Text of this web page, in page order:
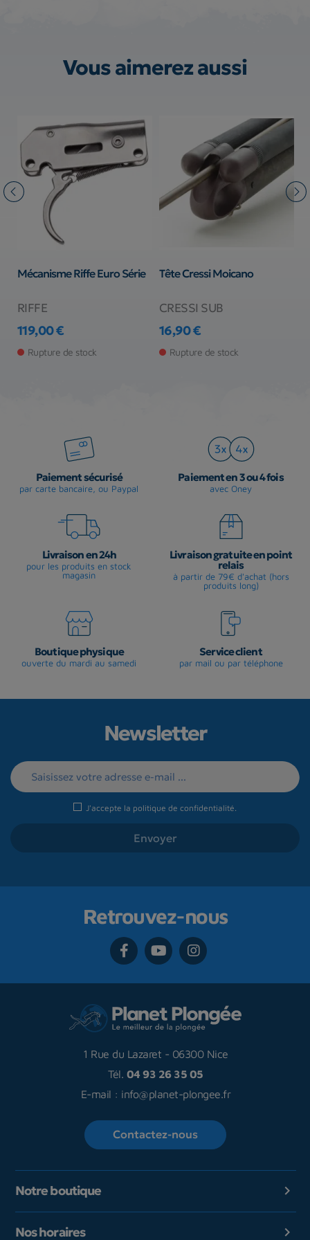
Vous aimerez aussi
Mécanisme Riffe Euro Série
RIFFE
Prix
119,00 €
Rupture de stock
Tête Cressi Moicano
CRESSI SUB
Prix
16,90 €
Rupture de stock
Paiement sécurisé
par carte bancaire, ou Paypal
Paiement en 3 ou 4 fois
avec Oney
Livraison en 24h
pour les produits en stock
magasin
Livraison gratuite en point
relais
à partir de 79€ d'achat (hors
produits long)
Boutique physique
ouverte du mardi au samedi
Service client
par mail ou par téléphone
Newsletter
J'accepte la politique de confidentialité
Retrouvez-nous
1 Rue du Lazaret - 06300 Nice
Tél. 04 93 26 35 05
E-mail : info@planet-plongee.fr
Contactez-nous
Notre boutique 
Nos horaires 